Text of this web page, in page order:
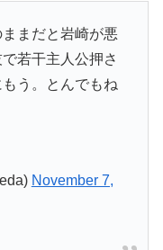
まだと岩崎が悪
若干主人公押さ
う。とんでもね
November 7,